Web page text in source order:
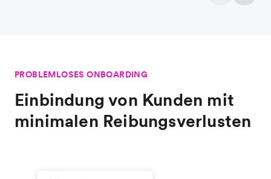
PROBLEMLOSES ONBOARDING
Einbindung von Kunden mit
minimalen Reibungsverlusten